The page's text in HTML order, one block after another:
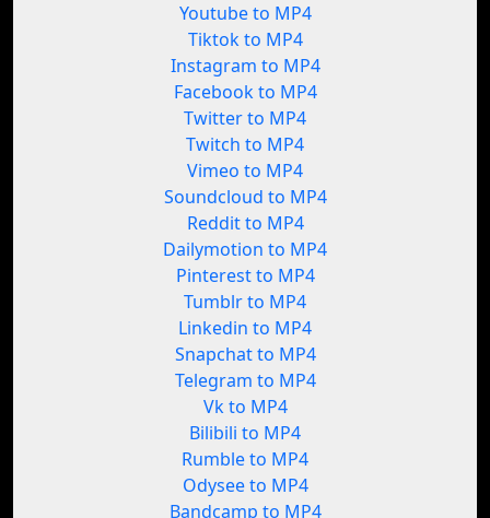
Youtube to MP4
Tiktok to MP4
Instagram to MP4
Facebook to MP4
Twitter to MP4
Twitch to MP4
Vimeo to MP4
Soundcloud to MP4
Reddit to MP4
Dailymotion to MP4
Pinterest to MP4
Tumblr to MP4
Linkedin to MP4
Snapchat to MP4
Telegram to MP4
Vk to MP4
Bilibili to MP4
Rumble to MP4
Odysee to MP4
Bandcamp to MP4